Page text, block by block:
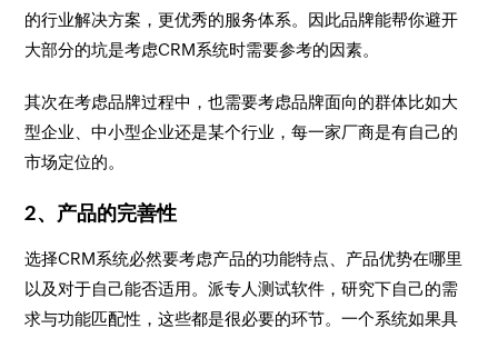
的行业解决方案，更优秀的服务体系。因此品牌能帮你避开
大部分的坑是考虑CRM系统时需要参考的因素。
其次在考虑品牌过程中，也需要考虑品牌面向的群体比如大
型企业、中小型企业还是某个行业，每一家厂商是有自己的
市场定位的。
2、产品的完善性
选择CRM系统必然要考虑产品的功能特点、产品优势在哪里
以及对于自己能否适用。派专人测试软件，研究下自己的需
求与功能匹配性，这些都是很必要的环节。一个系统如果具